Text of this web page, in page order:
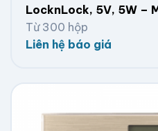
LocknLock, 5V, 5W –
Từ 300 hộp
Liên hệ báo giá